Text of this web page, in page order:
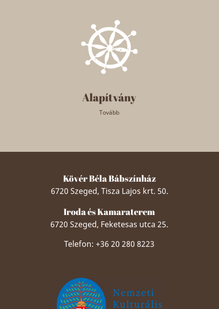
Alapítvány
Tovább
Kövér Béla Bábszínház
6720 Szeged, Tisza Lajos krt. 50.
Iroda és Kamaraterem
6720 Szeged, Feketesas utca 25.
Telefon: +36 20 280 8223